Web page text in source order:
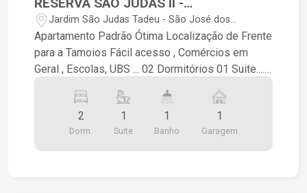
OPORTUNIDADE
Jardim São Judas Tadeu - São José dos
Campos/SP
Apartamento Padrão Ótima Localização de Frente
para a Tamoios Fácil acesso , Comércios em
Geral , Escolas, UBS ... 02 Dormitórios 01 Suite....
de Estacionamento Coberta.... Já possui estrutura
Pronta para Elevador ... Quitado ,pode ser
Financiado... OPORTUNIDADE.........
2
Dorm.
1
Suite
1
Banho
1
Garagem